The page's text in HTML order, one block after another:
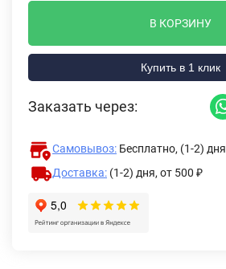
В КОРЗИНУ
Купить в 1 клик
Заказать через:
Самовывоз: Бесплатно, (1-2) дня
Доставка: (1-2) дня, от 500 ₽